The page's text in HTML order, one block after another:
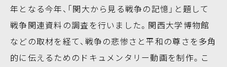
年となる今年、「関大から見る戦争の記憶」と題して
戦争関連資料の調査を行いました。関西大学博物館
などの取材を経て、戦争の悲惨さと平和の尊さを多角
的に伝えるためのドキュメンタリー動画を制作。こ